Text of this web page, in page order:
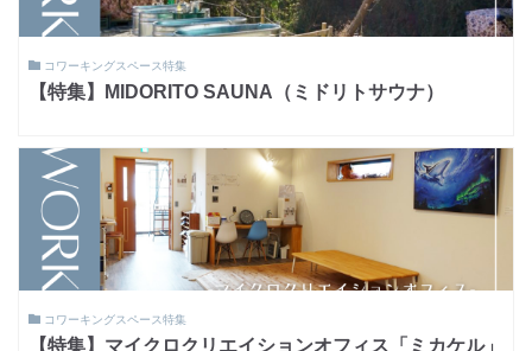
コワーキングスペース特集
【特集】MIDORITO SAUNA（ミドリトサウナ）
コワーキングスペース特集
【特集】マイクロクリエイションオフィス「ミカケル」